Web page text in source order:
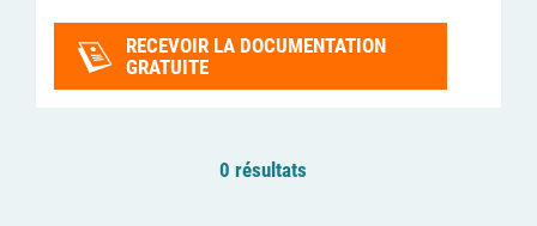
RECEVOIR LA DOCUMENTATION
GRATUITE
0 résultats